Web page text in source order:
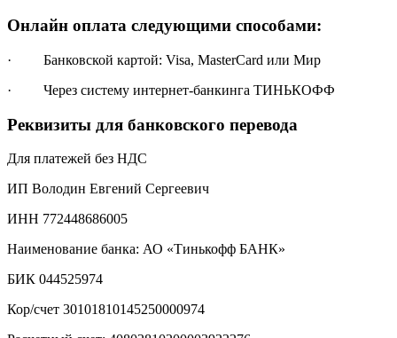
Онлайн оплата следующими способами:
· Банковской картой: Visa, MasterCard или Мир
· Через систему интернет-банкинга ТИНЬКОФФ
Реквизиты для банковского перевода
Для платежей без НДС
ИП Володин Евгений Сергеевич
ИНН 772448686005
Наименование банка: АО «Тинькофф БАНК»
БИК 044525974
Кор/счет 30101810145250000974